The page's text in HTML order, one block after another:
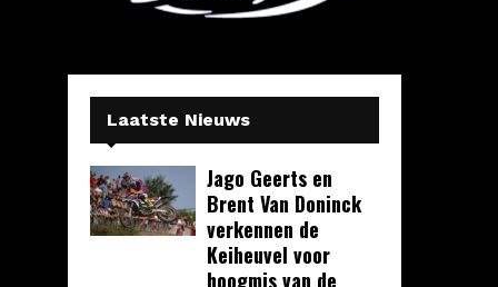
Laatste Nieuws
Jago Geerts en
Brent Van Doninck
verkennen de
Keiheuvel voor
hoogmis van de